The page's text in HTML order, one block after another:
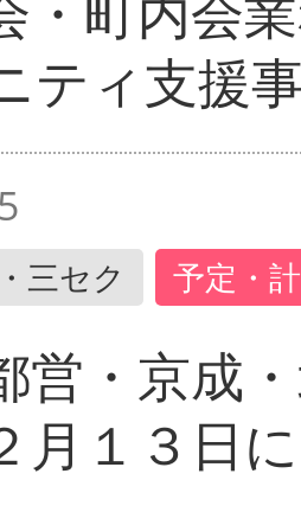
ティ支援
三セク 予定・
営・京成
１３日